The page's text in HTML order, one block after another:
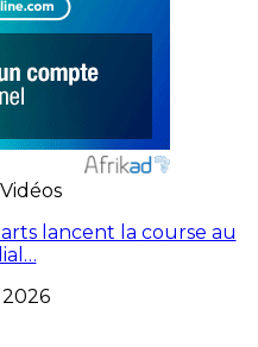
lancent la course au